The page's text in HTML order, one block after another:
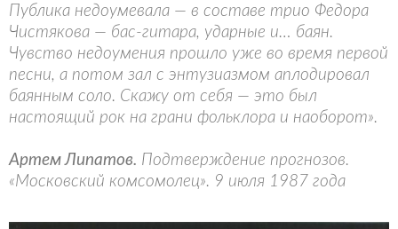
Публика недоумевала — в составе трио Федора
Чистякова — бас-гитара, ударные и… баян.
Чувство недоумения прошло уже во время первой
песни, а потом зал с энтузиазмом аплодировал
баянным соло. Скажу от себя — это был
настоящий рок на грани фольклора и наоборот».
Артем Липатов. Подтверждение прогнозов.
«Московский комсомолец». 9 июля 1987 года